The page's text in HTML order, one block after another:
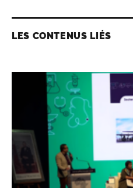
LES CONTENUS LIÉS